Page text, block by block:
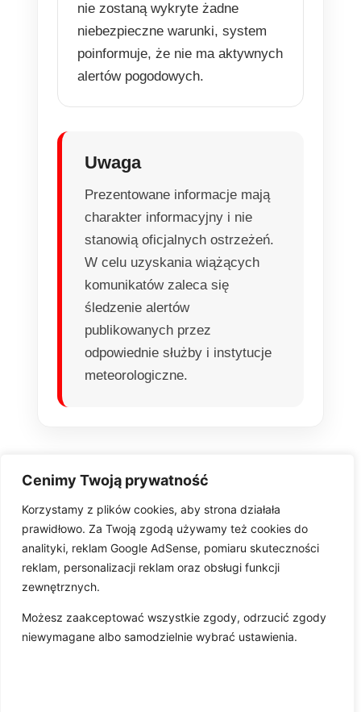
Cenimy Twoją prywatność
Korzystamy z plików cookies, aby strona działała
prawidłowo. Za Twoją zgodą używamy też cookies do
analityki, reklam Google AdSense, pomiaru skuteczności
reklam, personalizacji reklam oraz obsługi funkcji
zewnętrznych.
Możesz zaakceptować wszystkie zgody, odrzucić zgody
niewymagane albo samodzielnie wybrać ustawienia.
nie zostaną wykryte żadne
niebezpieczne warunki, system
poinformuje, że nie ma aktywnych
alertów pogodowych.
Uwaga
Prezentowane informacje mają
charakter informacyjny i nie
stanowią oficjalnych ostrzeżeń.
W celu uzyskania wiążących
komunikatów zaleca się
śledzenie alertów
publikowanych przez
odpowiednie służby i instytucje
meteorologiczne.